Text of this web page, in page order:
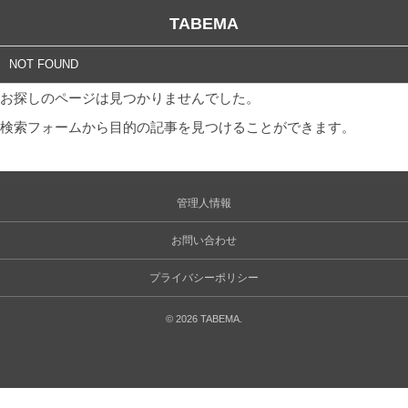
TABEMA
NOT FOUND
お探しのページは見つかりませんでした。
検索フォームから目的の記事を見つけることができます。
管理人情報
お問い合わせ
プライバシーポリシー
© 2026 TABEMA